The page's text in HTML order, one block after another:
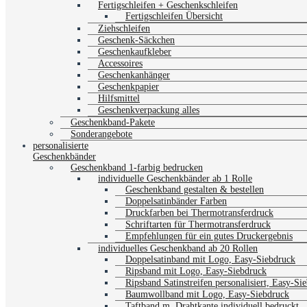
Fertigschleifen + Geschenkschleifen
Fertigschleifen Übersicht
Ziehschleifen
Geschenk-Säckchen
Geschenkaufkleber
Accessoires
Geschenkanhänger
Geschenkpapier
Hilfsmittel
Geschenkverpackung alles
Geschenkband-Pakete
Sonderangebote
personalisierte
Geschenkbänder
Geschenkband 1-farbig bedrucken
individuelle Geschenkbänder ab 1 Rolle
Geschenkband gestalten & bestellen
Doppelsatinbänder Farben
Druckfarben bei Thermotransferdruck
Schriftarten für Thermotransferdruck
Empfehlungen für ein gutes Druckergebnis
individuelles Geschenkband ab 20 Rollen
Doppelsatinband mit Logo, Easy-Siebdruck
Ripsband mit Logo, Easy-Siebdruck
Ripsband Satinstreifen personalisiert, Easy-
Baumwollband mit Logo, Easy-Siebdruck